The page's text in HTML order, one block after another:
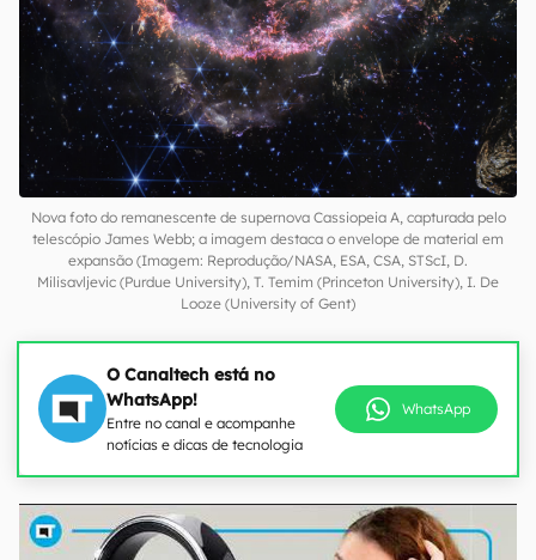
Nova foto do remanescente de supernova Cassiopeia A, capturada pelo
telescópio James Webb; a imagem destaca o envelope de material em
expansão (Imagem: Reprodução/NASA, ESA, CSA, STScI, D.
Milisavljevic (Purdue University), T. Temim (Princeton University), I. De
Looze (University of Gent)
O Canaltech está no
WhatsApp!
Entre no canal e acompanhe
notícias e dicas de tecnologia
WhatsApp